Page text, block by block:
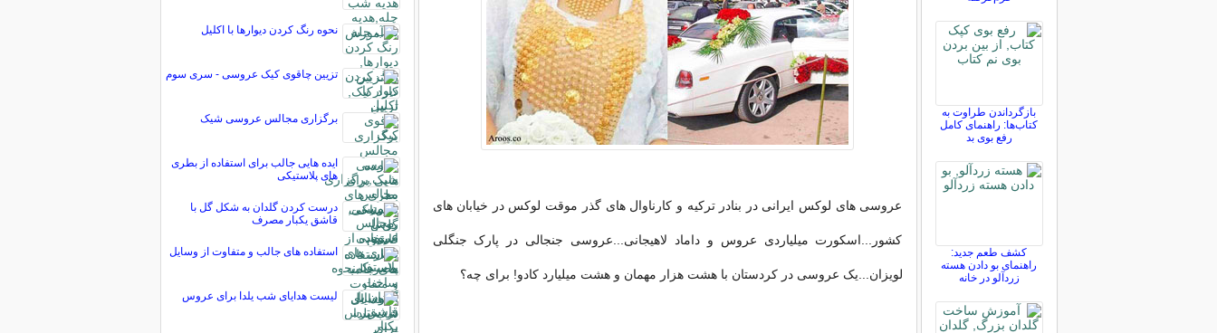
عروسی های لوکس ایرانی در بنادر ترکیه و کارناوال های گذر موقت لوکس در خیابان های
کشور...اسکورت میلیاردی عروس و داماد لاهیجانی...عروسی جنجالی در پارک جنگلی
لویزان...یک عروسی در کردستان با هشت هزار مهمان و هشت میلیارد کادو! برای چه؟
بازگرداندن طراوت به
کتاب‌ها: راهنمای کامل
رفع بوی بد
کشف طعم جدید:
راهنمای بو دادن هسته
زردآلو در خانه
نحوه رنگ کردن دیوارها با اکلیل
تزیین چاقوی کیک عروسی - سری سوم
برگزاری مجالس عروسی شیک
ایده هایی جالب برای استفاده از بطری
های پلاستیکی
درست کردن گلدان به شکل گل با
قاشق یکبار مصرف
استفاده های جالب و متفاوت از وسایل
لیست هدایای شب یلدا برای عروس